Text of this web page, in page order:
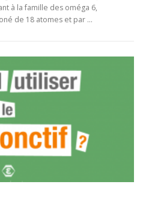
à la famille des oméga 6,
de 18 atomes et par …